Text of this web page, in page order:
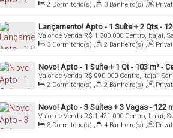
Brasil
2 Dormitório(s) , 3 Banheiro(s) ,
,
1 Sala(s) , 2 Suíte(s) , 1 Vaga(s)
Lançamento! Apto - 1 Suíte + 2 Qts -
Centro - Itajaí/SC
R$ 1.300.000
Valor de Venda
Centro, Itajaí,
Catarina, Brasil
3 Dormitório(s) , 2 Banheiro(s) ,
120.00m² , 1 Sala(s) , 1 Suíte(s) , 2
Novo! Apto - 1 Suíte + 1 Qt - 103 m² -
Itajaí/SC
R$ 990.000
Valor de Venda
Centro, Itajaí,
Brasil
2 Dormitório(s) , 2 Banheiro(s) ,
103.00m² , 1 Sala(s) , 1 Suíte(s) , 2
Novo! Apto - 3 Suítes + 3 Vagas - 122
- Itajaí/SC
R$ 1.421.000
Valor de Venda
Centro, Itajaí,
Catarina, Brasil
3 Dormitório(s) , 4 Banheiro(s) ,